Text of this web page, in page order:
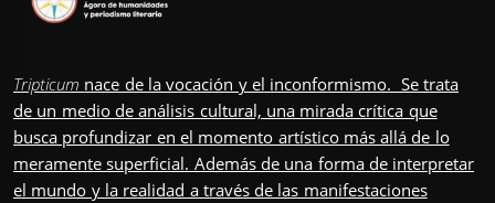
Tripticum nace de la vocación y el inconformismo. Se trata
de un medio de análisis cultural, una mirada crítica que
busca profundizar en el momento artístico más allá de lo
meramente superficial. Además de una forma de interpretar
el mundo y la realidad a través de las manifestaciones